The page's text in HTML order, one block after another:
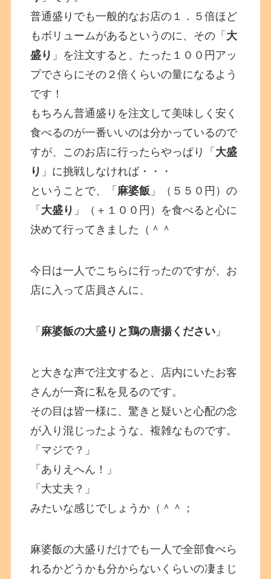
普通盛りでも一般的なお店の１．５倍ほど
もボリュームがあるというのに、その「 大
盛り 」を注文すると、たった１００円アッ
プでさらにその２倍くらいの量になるよう
です！
もちろん普通盛りを注文して美味しく安く
食べるのが一番いいのは分かっているので
すが、このお店に行ったらやっぱり「 大盛
り 」に挑戦しなければ・・・
ということで、「 麻婆飯 」（５５０円）の
「 大盛り 」（＋１００円）を食べると心に
決めて行ってきました（＾＾
今日は一人でこちらに行ったのですが、お
店に入って店員さんに、
「 麻婆飯の大盛りと鶏の唐揚ください 」
と大きな声で注文すると、店内にいたお客
さんが一斉に私を見るのです。
その目は皆一様に、驚きと疑いと心配の念
が入り混じったような、複雑なものです。
「マジで？」
「ありえへん！」
「大丈夫？」
みたいな感じでしょうか（＾＾；
麻婆飯の大盛りだけでも一人で全部食べら
れるかどうかも分からないくらいの凄まじ